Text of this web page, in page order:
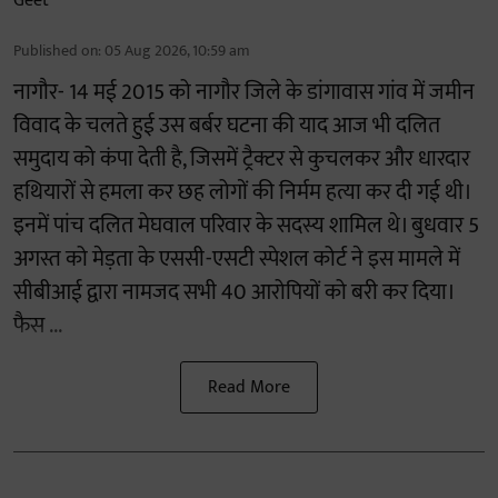
Published on: 05 Aug 2026, 10:59 am
नागौर- 14 मई 2015 को नागौर जिले के डांगावास गांव में जमीन
विवाद के चलते हुई उस बर्बर घटना की याद आज भी दलित
समुदाय को कंपा देती है, जिसमें ट्रैक्टर से कुचलकर और धारदार
हथियारों से हमला कर छह लोगों की निर्मम हत्या कर दी गई थी।
इनमें पांच दलित मेघवाल परिवार के सदस्य शामिल थे। बुधवार 5
अगस्त को मेड़ता के एससी-एसटी स्पेशल कोर्ट ने इस मामले में
सीबीआई द्वारा नामजद सभी 40 आरोपियों को बरी कर दिया।
फैस ...
Read More